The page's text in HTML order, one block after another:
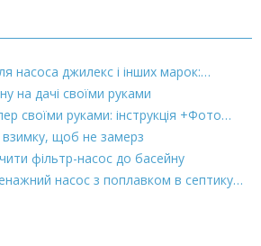
насоса джилекс і інших марок:…
на дачі своїми руками
своїми руками: інструкція +Фото…
щоб не замерз
фільтр-насос до басейну
насос з поплавком в септику…